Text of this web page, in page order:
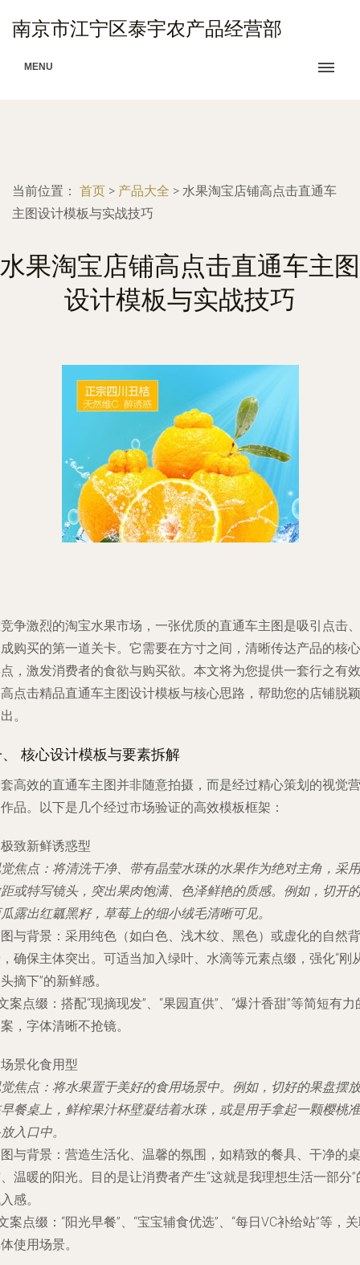
南京市江宁区泰宇农产品经营部
MENU
当前位置： 首页 > 产品大全 > 水果淘宝店铺高点击直通车
主图设计模板与实战技巧
水果淘宝店铺高点击直通车主图
设计模板与实战技巧
争激烈的淘宝水果市场，一张优质的直通车主图是吸引点击、
购买的第一道关卡。它需要在方寸之间，清晰传达产品的核心
，激发消费者的食欲与购买欲。本文将为您提供一套行之有效
点击精品直通车主图设计模板与核心思路，帮助您的店铺脱颖
。
核心设计模板与要素拆解
高效的直通车主图并非随意拍摄，而是经过精心策划的视觉营
品。以下是几个经过市场验证的高效模板框架：
致新鲜诱惑型
焦点：将清洗干净、带有晶莹水珠的水果作为绝对主角，采用
或特写镜头，突出果肉饱满、色泽鲜艳的质感。例如，切开的
露出红瓤黑籽，草莓上的细小绒毛清晰可见。
与背景 ：采用纯色（如白色、浅木纹、黑色）或虚化的自然背
确保主体突出。可适当加入绿叶、水滴等元素点缀，强化“刚
摘下”的新鲜感。
案点缀 ：搭配“现摘现发”、“果园直供”、“爆汁香甜”等简短有力
，字体清晰不抢镜。
景化食用型
焦点：将水果置于美好的食用场景中。例如，切好的果盘摆放
餐桌上，鲜榨果汁杯壁凝结着水珠，或是用手拿起一颗樱桃准
入口中。
与背景 ：营造生活化、温馨的氛围，如精致的餐具、干净的桌
温暖的阳光。目的是让消费者产生“这就是我理想生活一部分”
感。
案点缀 ：“阳光早餐”、“宝宝辅食优选”、“每日VC补给站”等，
使用场景。